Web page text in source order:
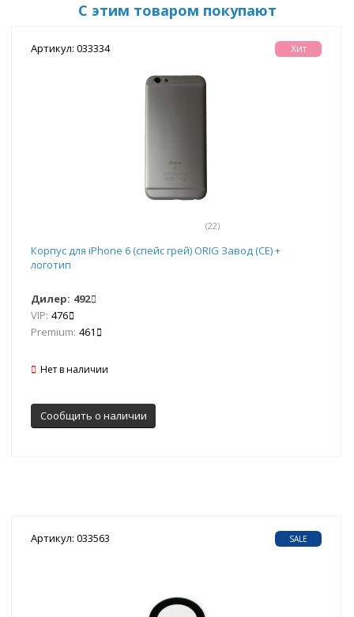
С этим товаром покупают
Артикул: 033334
(22)
Хит
Корпус для iPhone 6 (спейс грей) ORIG Завод (CE) +
логотип
Дилер: 492
VIP: 476
Premium: 461
Нет в наличии
Сообщить о наличии
Артикул: 033563 SALE